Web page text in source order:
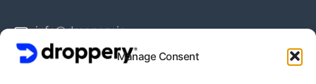
Manage Consent
info@droppery.io